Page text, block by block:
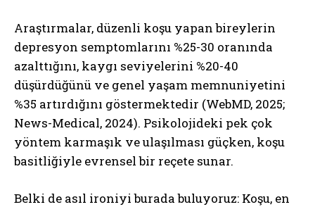
Araştırmalar, düzenli koşu yapan bireylerin
depresyon semptomlarını %25-30 oranında
azalttığını, kaygı seviyelerini %20-40
düşürdüğünü ve genel yaşam memnuniyetini
%35 artırdığını göstermektedir (WebMD, 2025;
News-Medical, 2024). Psikolojideki pek çok
yöntem karmaşık ve ulaşılması güçken, koşu
basitliğiyle evrensel bir reçete sunar.
Belki de asıl ironiyi burada buluyoruz: Koşu, en